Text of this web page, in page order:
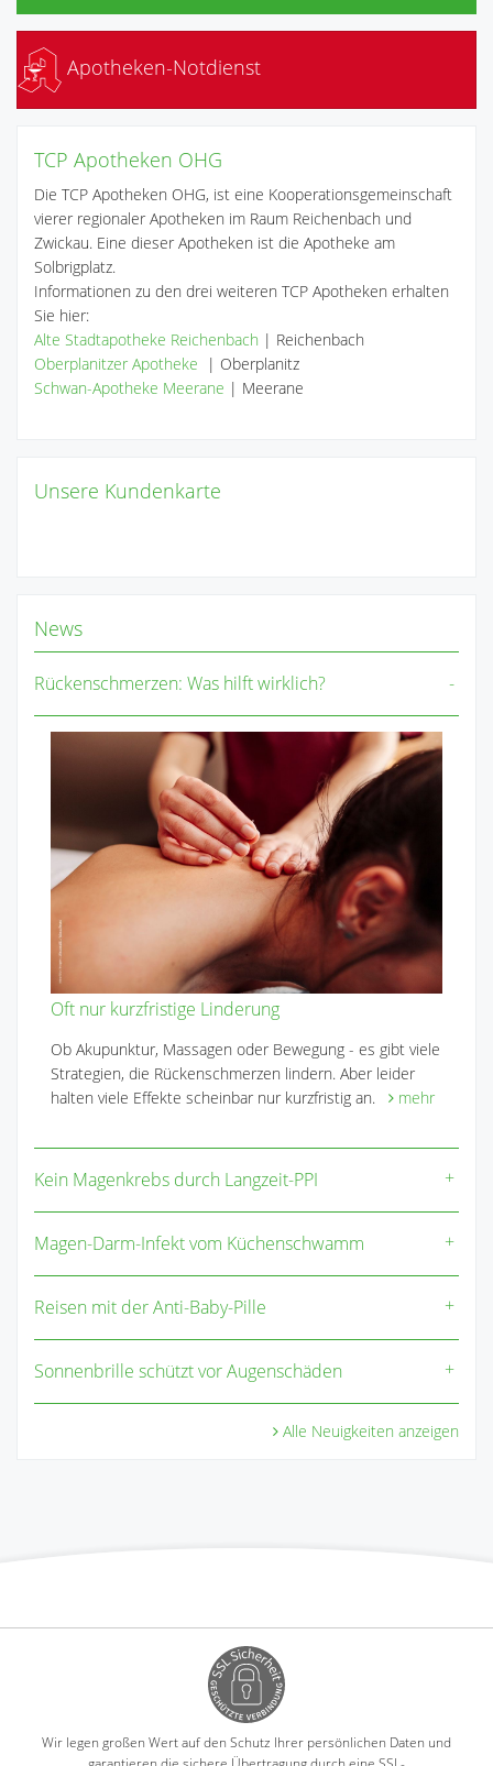
Apotheken-Notdienst
TCP Apotheken OHG
Die TCP Apotheken OHG, ist eine Kooperationsgemeinschaft
vierer regionaler Apotheken im Raum Reichenbach und
Zwickau. Eine dieser Apotheken ist die Apotheke am
Solbrigplatz.
Informationen zu den drei weiteren TCP Apotheken erhalten
Sie hier:
Alte Stadtapotheke Reichenbach | Reichenbach
Oberplanitzer Apotheke | Oberplanitz
Schwan-Apotheke Meerane | Meerane
Unsere Kundenkarte
News
Rückenschmerzen: Was hilft wirklich?
Oft nur kurzfristige Linderung
Ob Akupunktur, Massagen oder Bewegung - es gibt viele
Strategien, die Rückenschmerzen lindern. Aber leider
halten viele Effekte scheinbar nur kurzfristig an.
mehr
Kein Magenkrebs durch Langzeit-PPI
Magen-Darm-Infekt vom Küchenschwamm
Reisen mit der Anti-Baby-Pille
Sonnenbrille schützt vor Augenschäden
Alle Neuigkeiten anzeigen
Wir legen großen Wert auf den Schutz Ihrer persönlichen Daten und